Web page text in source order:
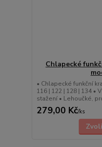
Chlapecké
• Chlapecké funkční
116 | 122 | 128 | 134 •
stažení • Lehoučké,
279,00 Kč/ks